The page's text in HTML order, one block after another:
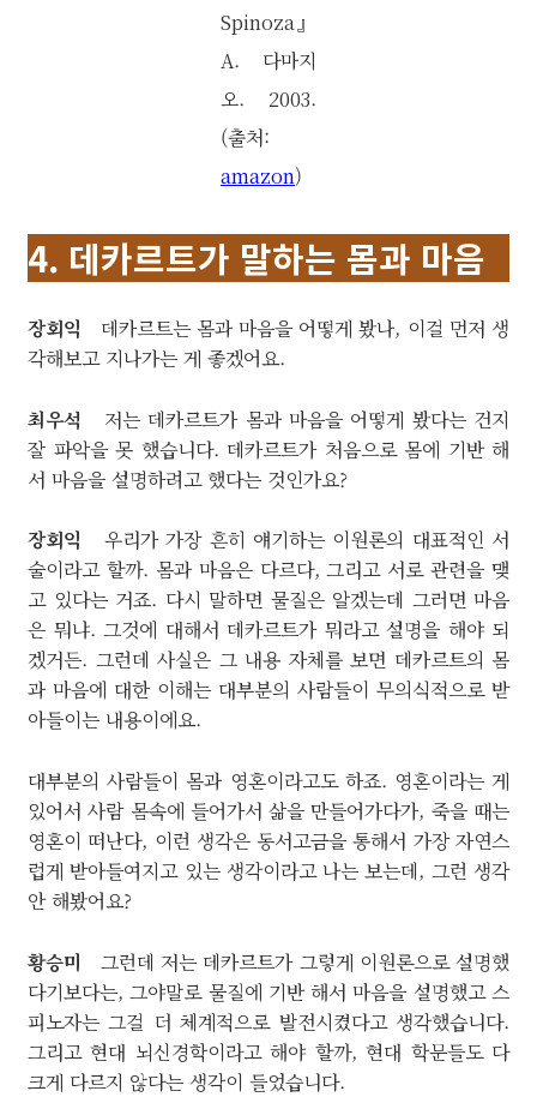
Spinoza』
A. 다마지
오. 2003.
(출처:
amazon)
4. 데카르트가 말하는 몸과 마음
장회익 데카르트는 몸과 마음을 어떻게 봤나, 이걸 먼저 생
각해보고 지나가는 게 좋겠어요.
최우석 저는 데카르트가 몸과 마음을 어떻게 봤다는 건지
잘 파악을 못 했습니다. 데카르트가 처음으로 몸에 기반 해
서 마음을 설명하려고 했다는 것인가요?
장회익 우리가 가장 흔히 얘기하는 이원론의 대표적인 서
술이라고 할까. 몸과 마음은 다르다, 그리고 서로 관련을 맺
고 있다는 거죠. 다시 말하면 물질은 알겠는데 그러면 마음
은 뭐냐. 그것에 대해서 데카르트가 뭐라고 설명을 해야 되
겠거든. 그런데 사실은 그 내용 자체를 보면 데카르트의 몸
과 마음에 대한 이해는 대부분의 사람들이 무의식적으로 받
아들이는 내용이에요.
대부분의 사람들이 몸과 영혼이라고도 하죠. 영혼이라는 게
있어서 사람 몸속에 들어가서 삶을 만들어가다가, 죽을 때는
영혼이 떠난다, 이런 생각은 동서고금을 통해서 가장 자연스
럽게 받아들여지고 있는 생각이라고 나는 보는데, 그런 생각
안 해봤어요?
황승미 그런데 저는 데카르트가 그렇게 이원론으로 설명했
다기보다는, 그야말로 물질에 기반 해서 마음을 설명했고 스
피노자는 그걸 더 체계적으로 발전시켰다고 생각했습니다.
그리고 현대 뇌신경학이라고 해야 할까, 현대 학문들도 다
크게 다르지 않다는 생각이 들었습니다.